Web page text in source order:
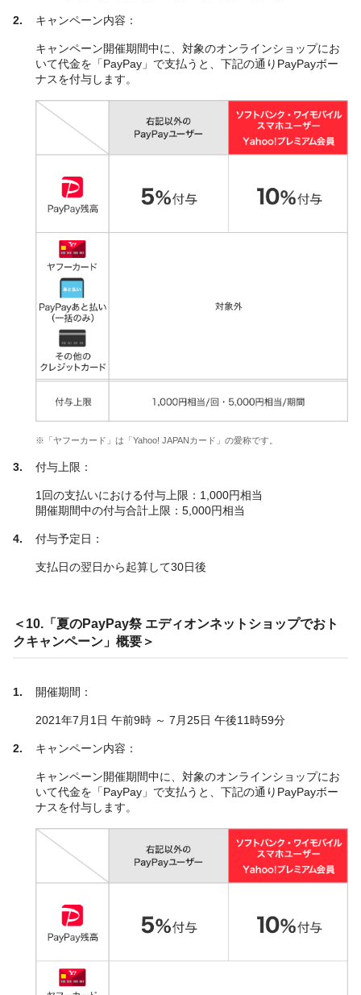
キャンペーン内容：
キャンペーン開催期間中に、対象のオンラインショップにお
いて代金を「PayPay」で支払うと、下記の通りPayPayボー
ナスを付与します。
※「ヤフーカード」は「Yahoo! JAPANカード」の愛称です。
付与上限：
1回の支払いにおける付与上限：1,000円相当
開催期間中の付与合計上限：5,000円相当
付与予定日：
支払日の翌日から起算して30日後
＜10.「夏のPayPay祭 エディオンネットショップでおト
クキャンペーン」概要＞
開催期間：
2021年7月1日 午前9時 ～ 7月25日 午後11時59分
キャンペーン内容：
キャンペーン開催期間中に、対象のオンラインショップにお
いて代金を「PayPay」で支払うと、下記の通りPayPayボー
ナスを付与します。